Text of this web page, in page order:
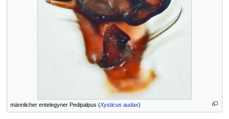
männlicher entelegyner Pedipalpus (Xysticus audax)